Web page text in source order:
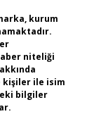
kurum
niteliği
kişiler ile isim
bilgiler